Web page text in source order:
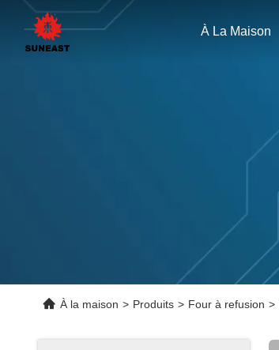
À La Maison
À la maison > Produits > Four à refusion >